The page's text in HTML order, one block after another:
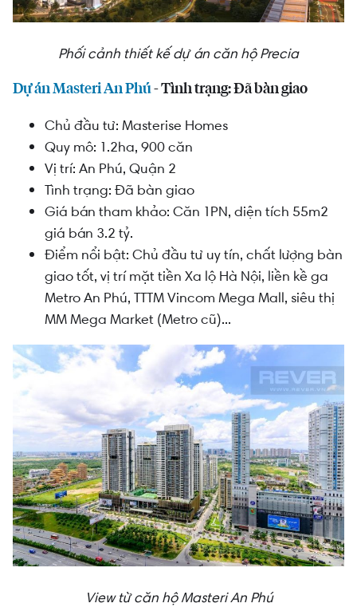
Phối cảnh thiết kế dự án căn hộ Precia
Dự án Masteri An Phú- Tình trạng: Đã bàn giao
Chủ đầu tư: Masterise Homes
Quy mô: 1.2ha, 900 căn
Vị trí: An Phú, Quận 2
Tình trạng: Đã bàn giao
Giá bán tham khảo: Căn 1PN, diện tích 55m2
giá bán 3.2 tỷ.
Điểm nổi bật: Chủ đầu tư uy tín, chất lượng bàn
giao tốt, vị trí mặt tiền Xa lộ Hà Nội, liền kề ga
Metro An Phú, TTTM Vincom Mega Mall, siêu thị
MM Mega Market (Metro cũ)...
View từ căn hộ Masteri An Phú